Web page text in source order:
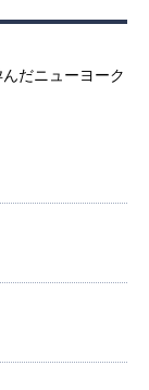
だニューヨーク